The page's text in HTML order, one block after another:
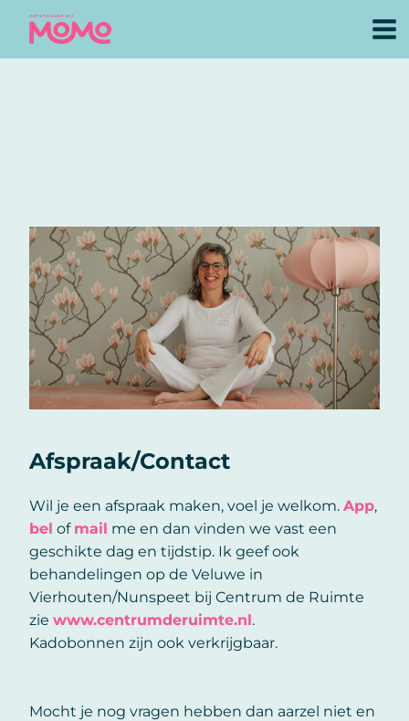
Afspraak/Contact
Wil je een afspraak maken, voel je welkom. App,
bel of mail me en dan vinden we vast een
geschikte dag en tijdstip. Ik geef ook
behandelingen op de Veluwe in
Vierhouten/Nunspeet bij Centrum de Ruimte
zie www.centrumderuimte.nl.
Kadobonnen zijn ook verkrijgbaar.
Mocht je nog vragen hebben dan aarzel niet en